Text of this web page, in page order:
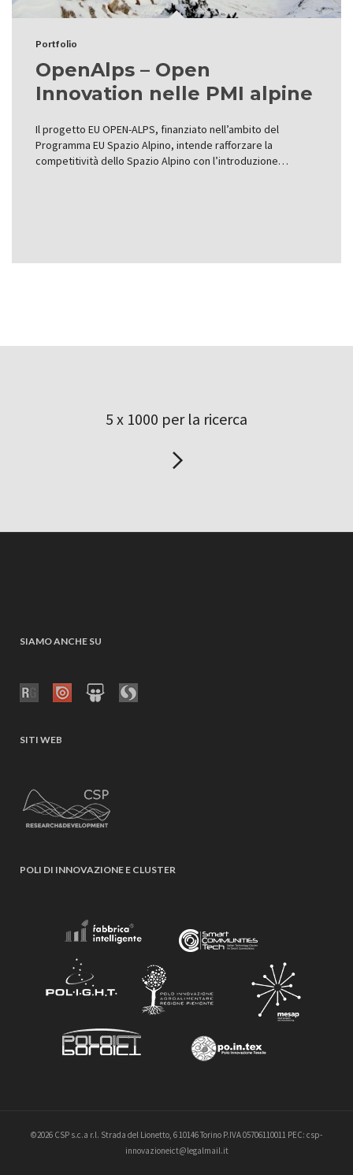
Portfolio
OpenAlps – Open
Innovation nelle PMI alpine
Il progetto EU OPEN-ALPS, finanziato nell’ambito del
Programma EU Spazio Alpino, intende rafforzare la
competitività dello Spazio Alpino con l’introduzione…
5 x 1000 per la ricerca
SIAMO ANCHE SU
SITI WEB
POLI DI INNOVAZIONE E CLUSTER
©2026 CSP s.c.a r.l. Strada del Lionetto, 6 10146 Torino P.IVA 05706110011 PEC: csp-
innovazioneict@legalmail.it